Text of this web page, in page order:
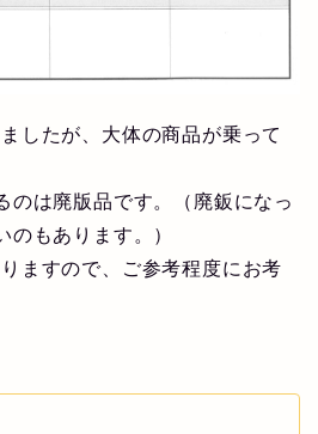
したが、大体の商品が乗って
のは廃版品です。（廃鈑になっ
のもあります。）
ますので、ご参考程度にお考